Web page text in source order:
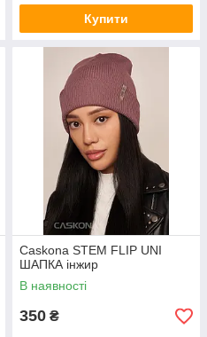
Купити
Caskona STEM FLIP UNI
ШАПКА інжир
В наявності
350 ₴